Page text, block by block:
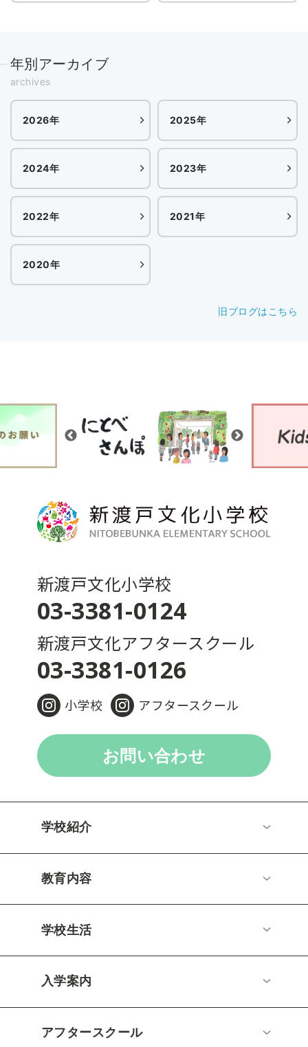
年別アーカイブ
archives
2026年 2025年
2024年 2023年
2022年 2021年
2020年
旧ブログはこちら
新渡戸文化小学校
03-3381-0124
新渡戸文化アフタースクール
03-3381-0126
小学校 アフタースクール
お問い合わせ
学校紹介
教育内容
学校生活
入学案内
アフタースクール